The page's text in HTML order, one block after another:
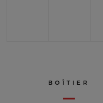
BOÎTIER